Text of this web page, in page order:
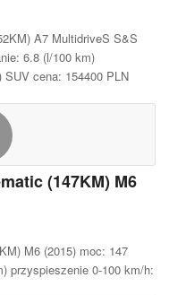
A7 MultidriveS S&S
6.8 (l/100 km)
cena: 154400 PLN
(147KM) M6
M6 (2015) moc: 147
przyspieszenie 0-100 km/h: